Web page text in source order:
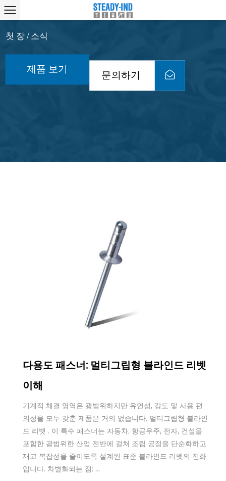
첫 장 / 소식
제품 보기
문의하기
다용도 패스너: 멀티그립형 블라인드 리벳
이해
기계적 체결 영역은 광범위하지만 유연성, 강도 및 사용 편
의성을 모두 갖춘 제품은 거의 없습니다. 멀티그립형 블라인
드 리벳 . 이 특수 패스너는 자동차, 항공우주, 전자, 건설을
포함한 광범위한 산업 전반에 걸쳐 조립 공정을 단순화하고
재고 복잡성을 줄이도록 설계된 표준 블라인드 리벳의 진화
입니다. 차별화되는 점: ...